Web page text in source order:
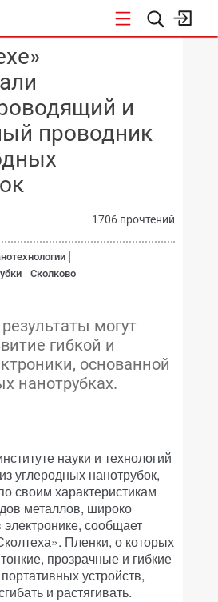
и
проводник
1706 прочтений
Сколково
могут
гибкой и
основанной
нанотрубках.
науки и технологий
углеродных нанотрубок,
своим характеристикам
металлов, широко
сообщает
Пленки, о которых
прозрачные и гибкие
устройств,
и растягивать.